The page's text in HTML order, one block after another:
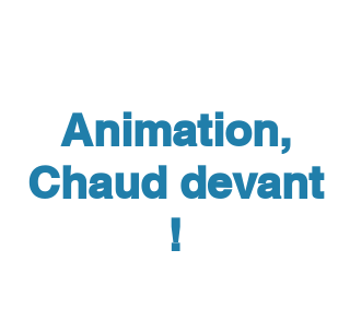
Animation,
Chaud devant
!